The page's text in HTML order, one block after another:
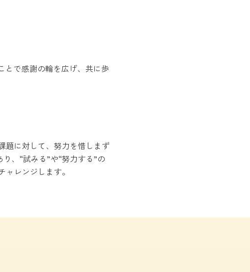
とで感謝の輪を広げ、共に歩
題に対して、努力を惜しまず
、“試みる”や“努力する”の
レンジします。